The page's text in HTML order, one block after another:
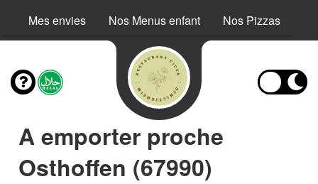
Mes envies Nos Menus enfant Nos Pizzas
A emporter proche
Osthoffen (67990)